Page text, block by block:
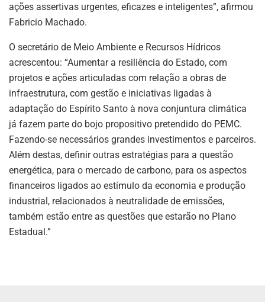
ações assertivas urgentes, eficazes e inteligentes”, afirmou
Fabricio Machado.
O secretário de Meio Ambiente e Recursos Hídricos
acrescentou: “Aumentar a resiliência do Estado, com
projetos e ações articuladas com relação a obras de
infraestrutura, com gestão e iniciativas ligadas à
adaptação do Espírito Santo à nova conjuntura climática
já fazem parte do bojo propositivo pretendido do PEMC.
Fazendo-se necessários grandes investimentos e parceiros.
Além destas, definir outras estratégias para a questão
energética, para o mercado de carbono, para os aspectos
financeiros ligados ao estímulo da economia e produção
industrial, relacionados à neutralidade de emissões,
também estão entre as questões que estarão no Plano
Estadual.”